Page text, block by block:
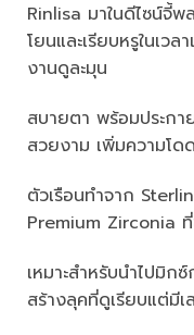
Rinlisa มาในดีไซน์จี้
โยนและเรียบหรูในเว
งานดูละมุน
สบายตา พร้อมประก
สวยงาม เพิ่มความโด
ตัวเรือนทำจาก
Premium Zirconia ที่
เหมาะสำหรับนำไปมิก
สร้างลุคที่ดูเรียบแต่มีเ